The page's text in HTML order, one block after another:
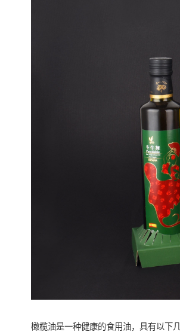
橄榄油是一种健康的食用油，具有以下几